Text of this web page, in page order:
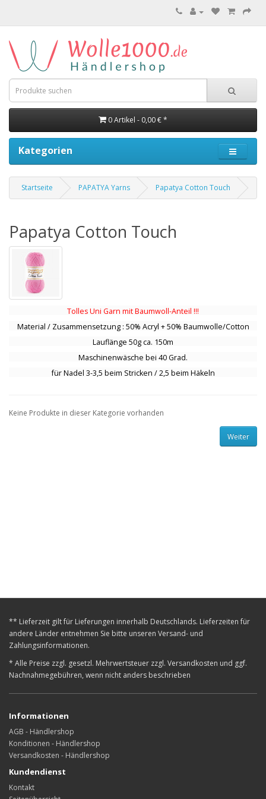
0 Artikel - 0,00 € *
Kategorien
Startseite PAPATYA Yarns Papatya Cotton Touch
Papatya Cotton Touch
Tolles Uni Garn mit Baumwoll-Anteil !!!
Material / Zusammensetzung : 50% Acryl + 50% Baumwolle/Cotton
Lauflänge 50g ca. 150m
Maschinenwäsche bei 40 Grad.
für Nadel 3-3,5 beim Stricken / 2,5 beim Häkeln
Keine Produkte in dieser Kategorie vorhanden
Weiter
** Lieferzeit gilt für Lieferungen innerhalb Deutschlands. Lieferzeiten für
andere Länder entnehmen Sie bitte unseren Versand- und
Zahlungsinformationen.
* Alle Preise zzgl. gesetzl. Mehrwertsteuer zzgl. Versandkosten und ggf.
Nachnahmegebühren, wenn nicht anders beschrieben
Informationen
AGB - Händlershop
Konditionen - Händlershop
Versandkosten - Händlershop
Kundendienst
Kontakt